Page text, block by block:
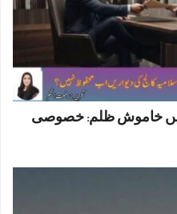
میں خاموش ظلم: خصوصی